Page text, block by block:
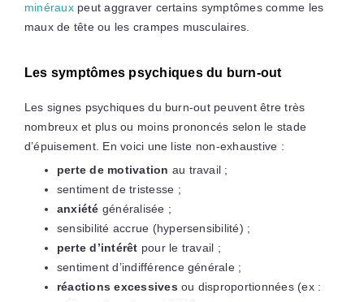
minérauxpeut aggraver certains symptômes comme les
maux de tête ou les crampes musculaires.
Les symptômes psychiques du burn-out
Les signes psychiques du burn-out peuvent être très
nombreux et plus ou moins prononcés selon le stade
d’épuisement. En voici une liste non-exhaustive :
perte de motivation au travail ;
sentiment de tristesse ;
anxiété généralisée ;
sensibilité accrue (hypersensibilité) ;
perte d’intérêt pour le travail ;
sentiment d’indifférence générale ;
réactions excessivesou disproportionnées (ex :